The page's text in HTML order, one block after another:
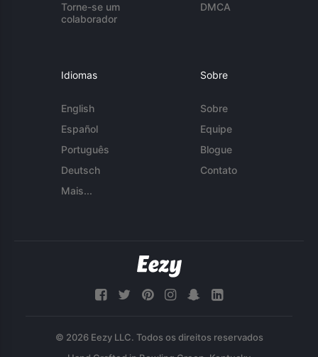
Torne-se um
colaborador
DMCA
Idiomas
English
Español
Português
Deutsch
Mais...
Sobre
Sobre
Equipe
Blogue
Contato
© 2026 Eezy LLC. Todos os direitos reservados